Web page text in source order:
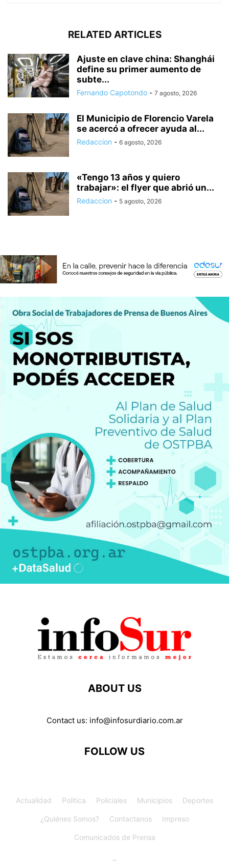
RELATED ARTICLES
Ajuste en clave china: Shanghái
define su primer aumento de
subte...
Fernando Capotondo - 7 agosto, 2026
El Municipio de Florencio Varela
se acercó a ofrecer ayuda al...
Redaccion - 6 agosto, 2026
«Tengo 13 años y quiero
trabajar»: el flyer que abrió un...
Redaccion - 5 agosto, 2026
ABOUT US
Contact us: info@infosurdiario.com.ar
FOLLOW US
Actualidad Política Policiales Municipios Deportes
¿Quiénes Somos? Contactanos Impreso
Comunicados de Prensa